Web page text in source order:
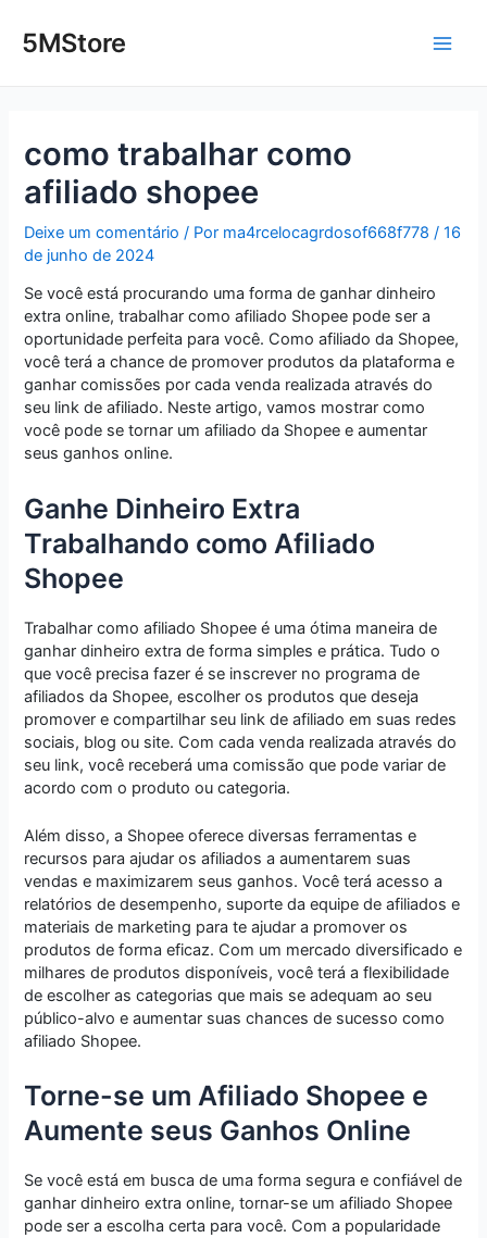
para5MStore
como trabalhar como
afiliado shopee
Deixe um comentário / Por ma4rcelocagrdosof668f778/16
de junho de 2024
Se você está procurando uma forma de ganhar dinheiro
extra online, trabalhar como afiliado Shopee pode ser a
oportunidade perfeita para você. Como afiliado da Shopee,
você terá a chance de promover produtos da plataforma e
ganhar comissões por cada venda realizada através do
seu link de afiliado. Neste artigo, vamos mostrar como
você pode se tornar um afiliado da Shopee e aumentar
seus ganhos online.
Ganhe Dinheiro Extra
Trabalhando como Afiliado
Shopee
Trabalhar como afiliado Shopee é uma ótima maneira de
ganhar dinheiro extra de forma simples e prática. Tudo o
que você precisa fazer é se inscrever no programa de
afiliados da Shopee, escolher os produtos que deseja
promover e compartilhar seu link de afiliado em suas redes
sociais, blog ou site. Com cada venda realizada através do
seu link, você receberá uma comissão que pode variar de
acordo com o produto ou categoria.
Além disso, a Shopee oferece diversas ferramentas e
recursos para ajudar os afiliados a aumentarem suas
vendas e maximizarem seus ganhos. Você terá acesso a
relatórios de desempenho, suporte da equipe de afiliados e
materiais de marketing para te ajudar a promover os
produtos de forma eficaz. Com um mercado diversificado e
milhares de produtos disponíveis, você terá a flexibilidade
de escolher as categorias que mais se adequam ao seu
público-alvo e aumentar suas chances de sucesso como
afiliado Shopee.
Torne-se um Afiliado Shopee e
Aumente seus Ganhos Online
Se você está em busca de uma forma segura e confiável de
ganhar dinheiro extra online, tornar-se um afiliado Shopee
pode ser a escolha certa para você. Com a popularidade
navigation